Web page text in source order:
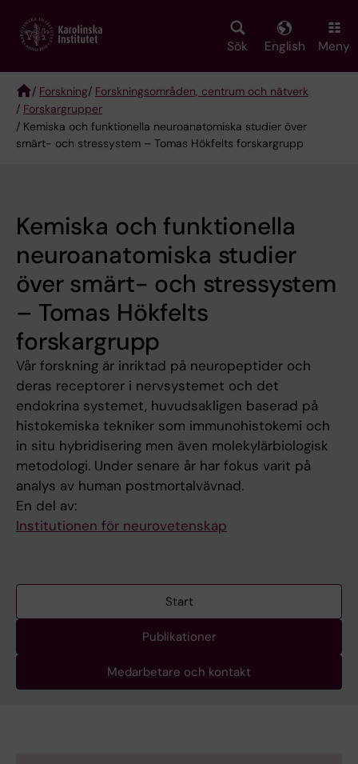
main
Sök English Meny
Breadcrumb
/ Forskning/ Forskningsområden, centrum och nätverk
/ Forskargrupper
/ Kemiska och funktionella neuroanatomiska studier över
smärt- och stressystem – Tomas Hökfelts forskargrupp
Kemiska och funktionella
neuroanatomiska studier
över smärt- och stressystem
– Tomas Hökfelts
forskargrupp
Vår forskning är inriktad på neuropeptider och
deras receptorer i nervsystemet och det
endokrina systemet, huvudsakligen baserad på
histokemiska tekniker som immunohistokemi och
in situ hybridisering men även molekylärbiologisk
metodologi. Under senare år har fokus varit på
analys av human postmortalvävnad.
En del av:
Institutionen för neurovetenskap
Start
Publikationer
Medarbetare och kontakt